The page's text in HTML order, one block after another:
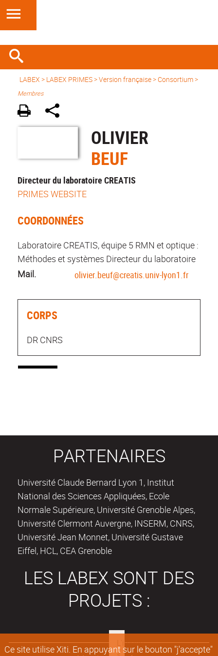
Ce site utilise Xiti. En appuyant sur le bouton "j'accepte"
LABEX > LABEX PRIMES>Version française> Consortium >
Membres
OLIVIER
BEUF
Directeur du laboratoire CREATIS
PRIMES WEBSITE
COORDONNÉES
Laboratoire CREATIS, équipe 5 RMN et optique :
Méthodes et systèmes Directeur du laboratoire
Mail.
olivier.beuf@creatis.univ-lyon1.fr
CORPS
DR CNRS
PARTENAIRES
Université Claude Bernard Lyon 1, Institut
National des Sciences Appliquées, Ecole
Normale Supérieure, Université Grenoble Alpes,
Université Clermont Auvergne, INSERM, CNRS,
Université Jean Monnet, Université Gustave
Eiffel, HCL, CEA Grenoble
LES LABEX SONT DES
PROJETS :